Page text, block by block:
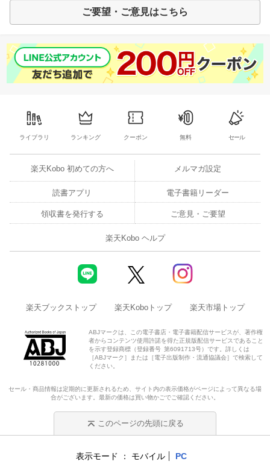
ご要望・ご意見はこちら
ライブラリ ランキング クーポン 無料 セール
楽天Kobo 初めての方へ メルマガ設定
読書アプリ 電子書籍リーダー
領収書を発行する ご意見・ご要望
楽天Kobo ヘルプ
楽天ブックストップ 楽天Koboトップ 楽天市場トップ
ABJマークは、この電子書店・電子書籍配信サービスが、著作権
者からコンテンツ使用許諾を得た正規版配信サービスであること
を示す登録商標（登録番号 第6091713号）です。詳しくは
［ABJマーク］または［電子出版制作・流通協議会］で検索して
ください。
セール・商品情報は定期的に更新されるため、サイト内の表示価格がページによって異なる場
合がございます。最新の価格は買い物かごでご確認ください。
このページの先頭に戻る
表示モード モバイル PC